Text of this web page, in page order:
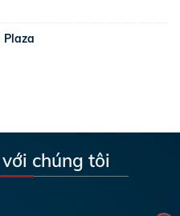
Plaza
chúng tôi